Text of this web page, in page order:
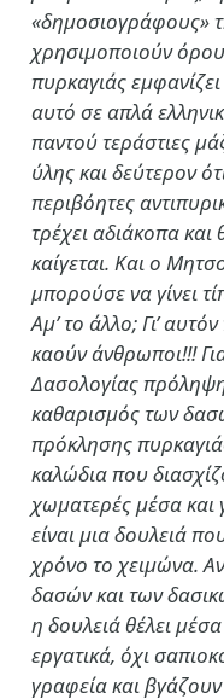
«δημοσιογράφους»
χρησιμοποιούν
πυρκαγιάς
αυτό σε απλά
παντού τεράστιες
ύλης και δεύτερον
περιβόητες
τρέχει αδιάκοπα
καίγεται. Και ο
μπορούσε να γίνει
Αμ’ το άλλο; Γι’
καούν άνθρωποι!!!
Δασολογίας
καθαρισμός των
πρόκλησης
καλώδια που
χωματερές μέσα
είναι μια δουλειά
χρόνο το χειμώνα.
δασών και των
η δουλειά θέλει
εργατικά, όχι
γραφεία και